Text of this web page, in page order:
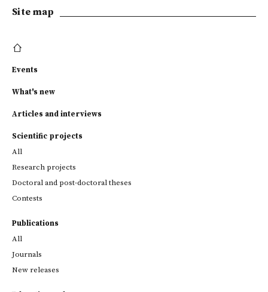
Site map
Events
What's new
Articles and interviews
Scientific projects
All
Research projects
Doctoral and post-doctoral theses
Contests
Publications
All
Journals
New releases